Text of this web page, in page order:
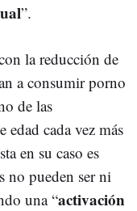
”.
la reducción de
a consumir porno
de las
edad cada vez más
en su caso es
no pueden ser ni
una “activación